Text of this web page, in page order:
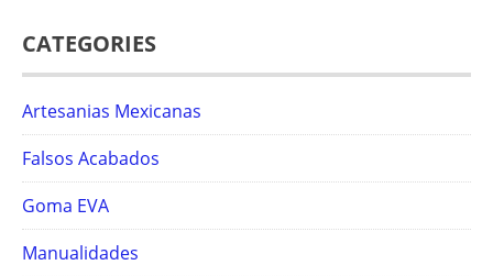
CATEGORIES
Artesanias Mexicanas
Falsos Acabados
Goma EVA
Manualidades